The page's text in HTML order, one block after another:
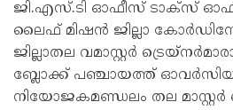
ജി.എസ്.ടി ഓഫീസ് ടാക്‌സ്
ലൈഫ് മിഷൻ ജില്ലാ
ജില്ലാതല വമാസ്റ്റർ
ബ്ലോക്ക് പഞ്ചായത്ത്
നിയോജകമണ്ഡലം തല മാസ്റ്റർ